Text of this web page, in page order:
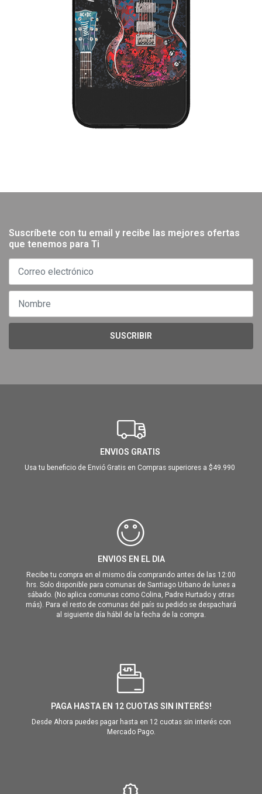
Suscríbete con tu email y recibe las mejores ofertas
que tenemos para Ti
SUSCRIBIR
ENVIOS GRATIS
Usa tu beneficio de Envió Gratis en Compras superiores a $49.990
ENVIOS EN EL DIA
Recibe tu compra en el mismo día comprando antes de las 12:00
hrs. Solo disponible para comunas de Santiago Urbano de lunes a
sábado. (No aplica comunas como Colina, Padre Hurtado y otras
más). Para el resto de comunas del país su pedido se despachará
al siguiente día hábil de la fecha de la compra.
PAGA HASTA EN 12 CUOTAS SIN INTERÉS!
Desde Ahora puedes pagar hasta en 12 cuotas sin interés con
Mercado Pago.